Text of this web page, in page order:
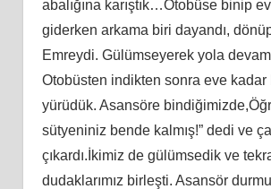
abalığına karıştık…Otobüse binip
giderken arkama biri dayandı,
Emreydi. Gülümseyerek yola
Otobüsten indikten sonra eve kadar
yürüdük. Asansöre
sütyeniniz bende kalmış!” dedi ve
çıkardı.İkimiz de gülümsedik ve
dudaklarımız birleşti. Asansör